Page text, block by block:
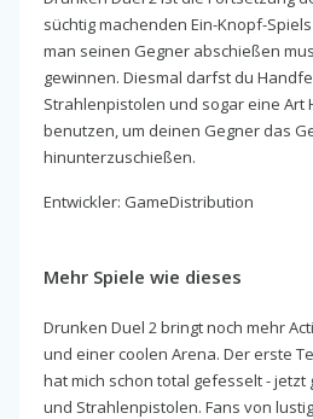
süchtig machenden Ein-Knopf-
man seinen Gegner abschießen
gewinnen. Diesmal darfst du
Strahlenpistolen und sogar eine
benutzen, um deinen Gegner das
hinunterzuschießen.
Entwickler: GameDistribution
Mehr Spiele wie dieses
Drunken Duel 2 bringt noch mehr
und einer coolen Arena. Der erste
hat mich schon total gefesselt - jetzt
und Strahlenpistolen. Fans von